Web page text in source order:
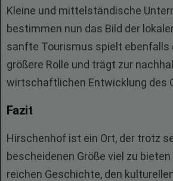
Kleine und mittelständische
bestimmen nun das Bild der
sanfte Tourismus spielt ebenfalls
größere Rolle und trägt zur
wirtschaftlichen Entwicklung des
Fazit
Hirschenhof ist ein Ort, der trotz
bescheidenen Größe viel zu
reichen Geschichte, den